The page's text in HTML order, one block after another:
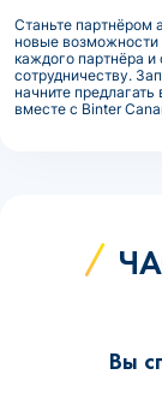
Станьте партнёром
новые возможности
каждого партнёра
сотрудничеству.
начните
вместе с Binter
Вы